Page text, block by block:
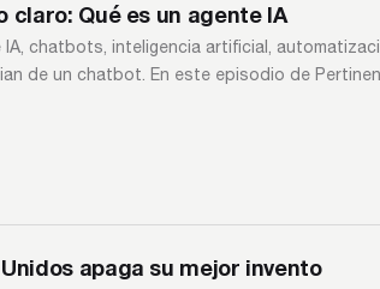
claro: Qué es un agente IA
IA, chatbots, inteligencia artificial,
de un chatbot. En este episodio de
apaga su mejor invento